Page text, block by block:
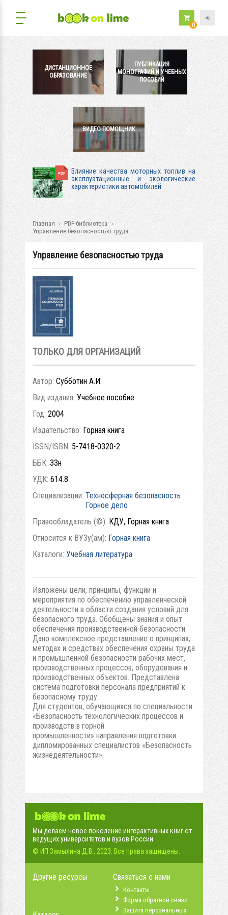
0
ДИСТАНЦИОННОЕ
ОБРАЗОВАНИЕ
ПУБЛИКАЦИЯ
МОНОГРАФИЙ И УЧЕБНЫХ
ПОСОБИЙ
ВИДЕО ПОМОЩНИК
Влияние качества моторных топлив на
эксплуатационные и экологические
характеристики автомобилей
Главная
PDF-библиотека
Управление безопасностью труда
Управление безопасностью труда
ТОЛЬКО ДЛЯ ОРГАНИЗАЦИЙ
Автор: Субботин А.И.
Вид издания: Учебное пособие
Год: 2004
Издательство: Горная книга
ISSN/ISBN: 5-7418-0320-2
ББК: ЗЗн
УДК: 614.8
Специализации: Техносферная безопасность
Горное дело
Правообладатель (©): КДУ, Горная книга
Относится к ВУЗу(ам): Горная книга
Каталоги: Учебная литература
Изложены цели, принципы, функции и
мероприятия по обеспечению управленческой
деятельности в области создания условий для
безопасного труда. Обобщены знания и опыт
обеспечения производственной безопасности.
Дано комплексное представление о принципах,
методах и средствах обеспечения охраны труда
и промышленной безопасности рабочих мест,
производственных процессов, оборудования и
производственных объектов. Представлена
система подготовки персонала предприятий к
безопасному труду.
Для студентов, обучающихся по специальности
«Безопасность технологических процессов и
производств в горной
промышленности» направления подготовки
дипломированных специалистов «Безопасность
жизнедеятельности».
Мы делаем новое поколение интерактивных книг от
ведущих университетов и вузов России.
© ИП Замылина Д.В., 2023. Все права защищены.
Другие ресурсы Связаться с нами
Контакты
Форма обратной связи
Защита персональных